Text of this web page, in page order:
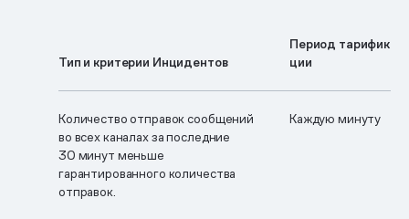
Тип и критерии Инцидентов
Период тарифика­
ции
Количество отправок сообщений
во всех каналах за последние
30 минут меньше
гарантированного количества
отправок.
Каждую минуту